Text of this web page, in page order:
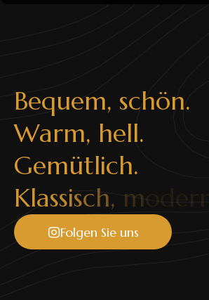
positioned with its headboard
be placed in the center of the room.
2. Original and fun design ideas have
beds either – from beds that swing
with high headboards and futuristic
across the entire length of the bed.
3. Waterbeds have become
and are making a big comeback,
of younger couples.
Bequem, schön.
Warm, hell.
Gemütlich.
Klassisch, mode r
Folgen Sie uns